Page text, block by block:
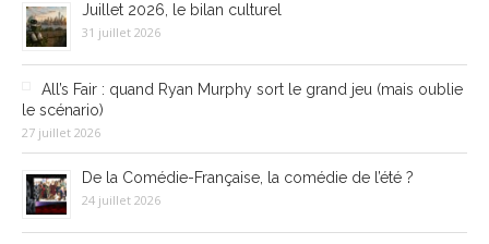
Juillet 2026, le bilan culturel
31 juillet 2026
All’s Fair : quand Ryan Murphy sort le grand jeu (mais oublie
le scénario)
27 juillet 2026
De la Comédie-Française, la comédie de l’été ?
24 juillet 2026